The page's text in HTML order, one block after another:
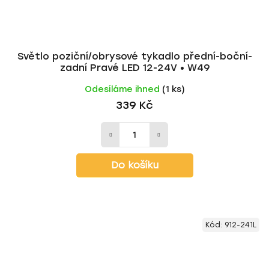
Světlo poziční/obrysové tykadlo přední-boční-
zadní Pravé LED 12-24V • W49
Odesíláme ihned (1 ks)
339 Kč
Do košíku
Kód: 912-241L